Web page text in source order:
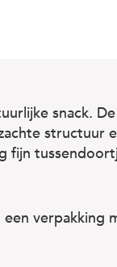
snack. De
structuur
fijn
verpakking